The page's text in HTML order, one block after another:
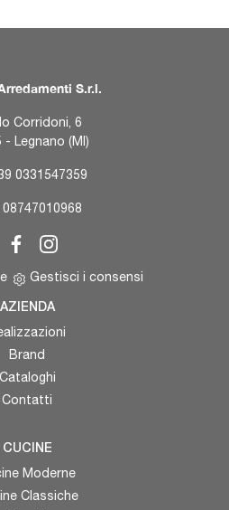
S.r.l.
Corridoni, 6
- Legnano (MI)
0331547359
08747010968
Gestisci i consensi
AZIENDA
Brand
Cataloghi
Contatti
CUCINE
Moderne
Classiche